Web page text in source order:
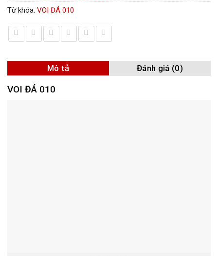
Từ khóa: VOI ĐÁ 010
Mô tả Đánh giá (0)
VOI ĐÁ 010